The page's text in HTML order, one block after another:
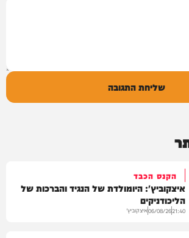
שליחת התגובה
הקנס הכבד
איצקוביץ': היומולדת של הנגיד והברכות של
הליכודניקים
21:40
06/08/26איצקוביץ'